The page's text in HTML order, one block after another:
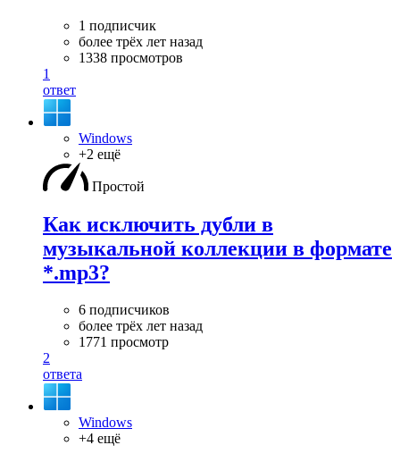
1 подписчик
более трёх лет назад
1338 просмотров
1
ответ
Windows
+2 ещё
Простой
Как исключить дубли в
музыкальной коллекции в формате
*.mp3?
6 подписчиков
более трёх лет назад
1771 просмотр
2
ответа
Windows
+4 ещё